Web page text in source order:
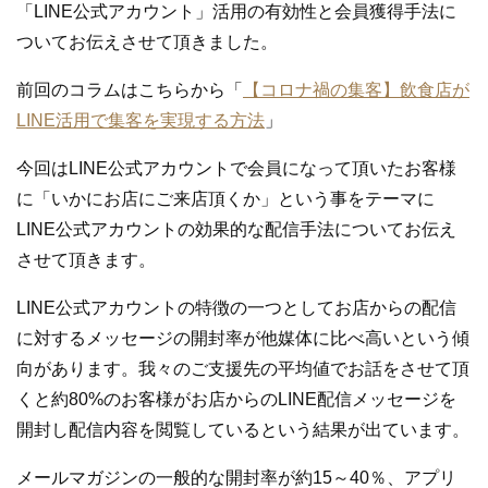
「LINE公式アカウント」活用の有効性と会員獲得手法に
ついてお伝えさせて頂きました。
前回のコラムはこちらから「
【コロナ禍の集客】飲食店が
LINE活用で集客を実現する方法 」
今回はLINE公式アカウントで会員になって頂いたお客様
に「いかにお店にご来店頂くか」という事をテーマに
LINE公式アカウントの効果的な配信手法についてお伝え
させて頂きます。
LINE公式アカウントの特徴の一つとしてお店からの配信
に対するメッセージの開封率が他媒体に比べ高いという傾
向があります。我々のご支援先の平均値でお話をさせて頂
くと約80%のお客様がお店からのLINE配信メッセージを
開封し配信内容を閲覧しているという結果が出ています。
メールマガジンの一般的な開封率が約15～40％、アプリ